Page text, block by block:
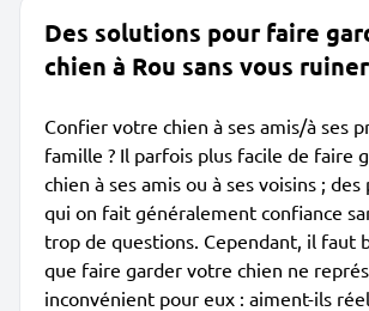
Des solutions pour faire
chien à Rou sans vous ruiner
Confier votre chien à ses amis/à ses
famille ? Il parfois plus facile de faire
chien à ses amis ou à ses voisins ; des
qui on fait généralement confiance
trop de questions. Cependant, il faut
que faire garder votre chien ne
inconvénient pour eux : aiment-ils